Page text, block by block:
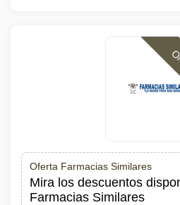
Oferta Farmacias Similares
Mira los descuentos
Farmacias Similares